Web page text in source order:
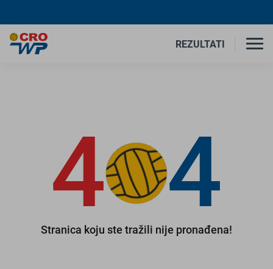
REZULTATI
4 4
Stranica koju ste tražili nije pronađena!